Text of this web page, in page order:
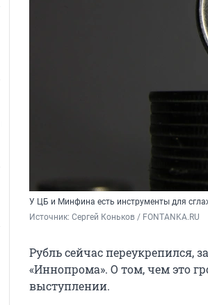
У ЦБ и Минфина есть инструменты для
Источник: Сергей Коньков / FONTANKA.RU
Рубль сейчас переукрепился,
«Иннопрома». О том, чем это
выступлении.